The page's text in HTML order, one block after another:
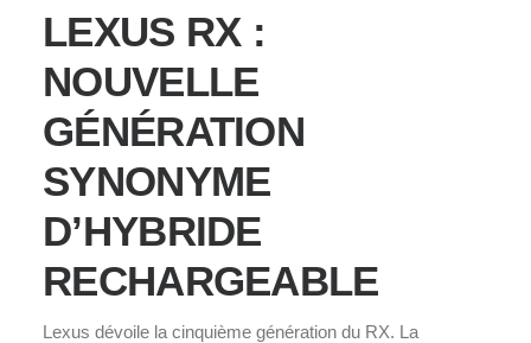
LEXUS RX :
NOUVELLE
GÉNÉRATION
SYNONYME
D’HYBRIDE
RECHARGEABLE
Lexus dévoile la cinquième génération du RX. La